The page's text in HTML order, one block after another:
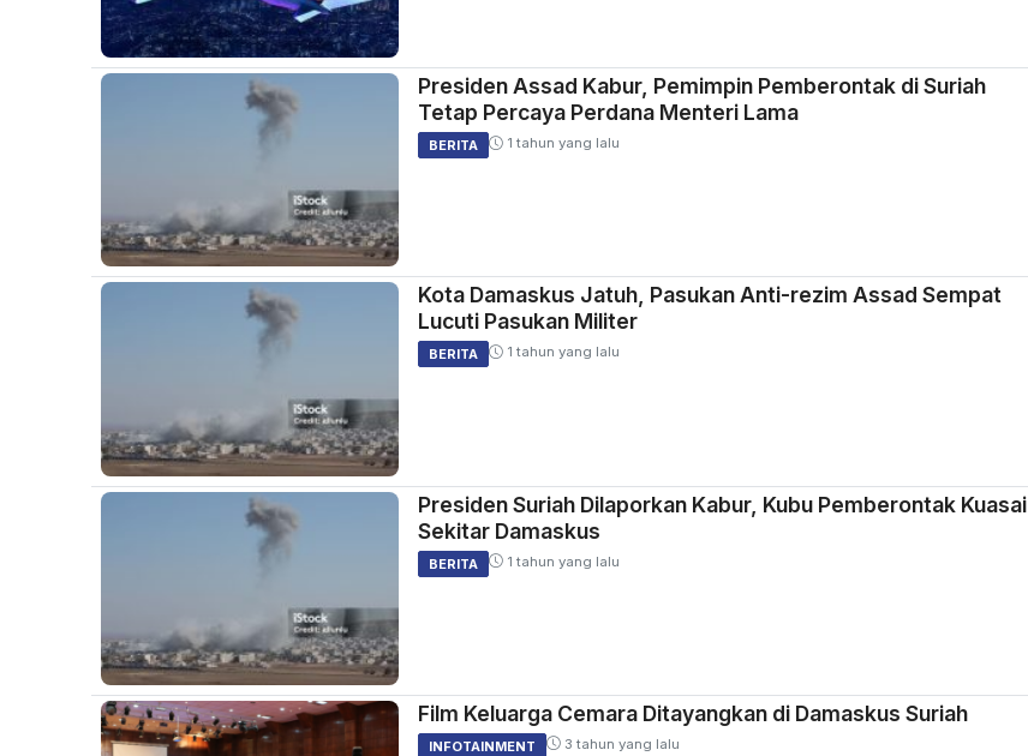
Presiden Assad Kabur, Pemimpin Pemberontak di Suriah
Tetap Percaya Perdana Menteri Lama
BERITA 1 tahun yang lalu
Kota Damaskus Jatuh, Pasukan Anti-rezim Assad Sempat
Lucuti Pasukan Militer
BERITA 1 tahun yang lalu
Presiden Suriah Dilaporkan Kabur, Kubu Pemberontak Kuasai
Sekitar Damaskus
BERITA 1 tahun yang lalu
Film Keluarga Cemara Ditayangkan di Damaskus Suriah
INFOTAINMENT 3 tahun yang lalu